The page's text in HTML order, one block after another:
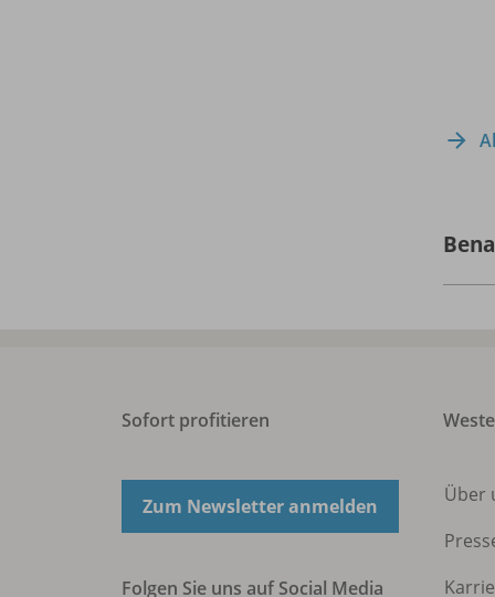
Sofort profitieren
Zum Newsletter anmelden
Folgen Sie uns auf Social Media
Über